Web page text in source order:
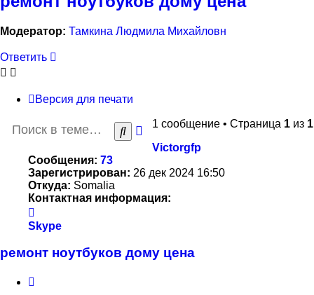
Модератор: Тамкина Людмила Михайловн
Ответить
Версия для печати
ПоискРасширенный
поиск
1 сообщение • Страница 1 из 1
Victorgfp
Сообщения: 73
Зарегистрирован: 26 дек 2024 16:50
Откуда: Somalia
Контактная информация:
информация
пользователя
Victorgfp
Skype
ремонт ноутбуков дому цена